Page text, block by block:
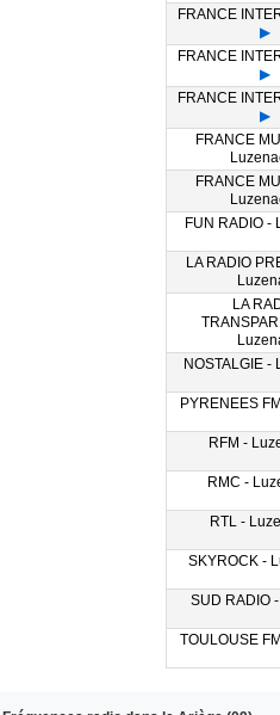
FRANCE
▶
FRANCE
▶
FRANCE
▶
FRANCE
FRANCE
FUN RADIO -
LA RADIO
LA
NOSTALGIE -
PYRENEES
RFM -
RMC -
RTL -
SKYROCK -
SUD RADIO
TOULOUSE